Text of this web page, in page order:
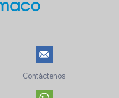
Contáctenos